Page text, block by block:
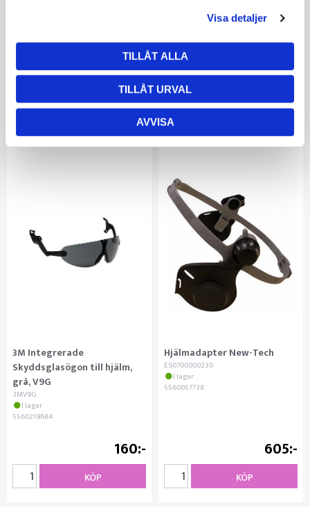
Visa detaljer
TILLÅT ALLA
TILLÅT URVAL
AVVISA
5560219684
85
I lager
5560219684
3M Integrerade
Skyddsglasögon till hjälm,
grå, V9G
3MV9G
I lager
5560219684
160
KÖP
Hjälmadapter New-Tech
ES0700000230
I lager
5560057738
605
KÖP